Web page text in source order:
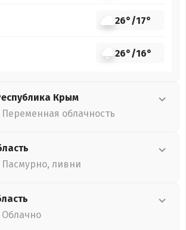
26°/17°
26°/16°
Крым
Переменная облачность
Пасмурно, ливни
Облачно